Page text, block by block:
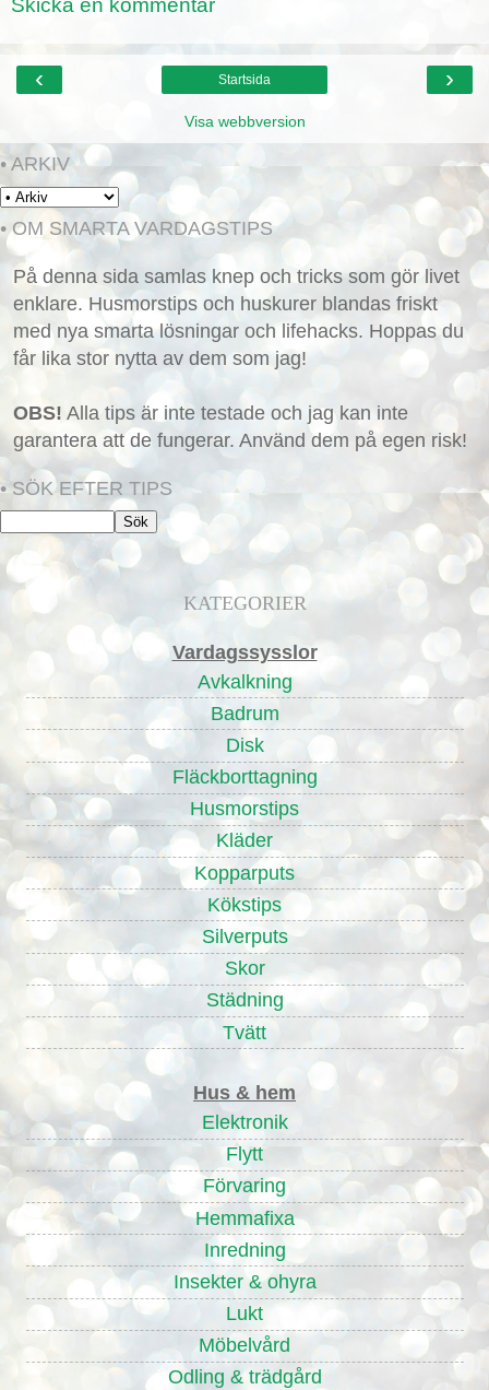
‹ ›
Startsida
Visa webbversion
• ARKIV
• OM SMARTA VARDAGSTIPS
På denna sida samlas knep och tricks som gör livet
enklare. Husmorstips och huskurer blandas friskt
med nya smarta lösningar och lifehacks. Hoppas du
får lika stor nytta av dem som jag!
OBS! Alla tips är inte testade och jag kan inte
garantera att de fungerar. Använd dem på egen risk!
• SÖK EFTER TIPS
KATEGORIER
Vardagssysslor
Avkalkning
Badrum
Disk
Fläckborttagning
Husmorstips
Kläder
Kopparputs
Kökstips
Silverputs
Skor
Städning
Tvätt
Hus & hem
Elektronik
Flytt
Förvaring
Hemmafixa
Inredning
Insekter & ohyra
Lukt
Möbelvård
Odling & trädgård